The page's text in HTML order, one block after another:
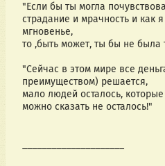
"Если бы ты могла
страдание и мрачность и как
мгновенье,
то ,быть может, ты бы не была
"Сейчас в этом мире все
преимуществом) решается,
мало людей осталось,
можно сказать не осталось!"